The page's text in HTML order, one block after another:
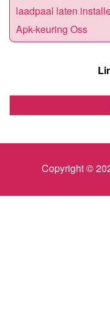
laadpaal laten
Apk-keuring Oss
Copyright ©